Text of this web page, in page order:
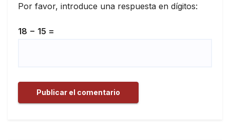
Por favor, introduce una respuesta en dígitos:
18 − 15 =